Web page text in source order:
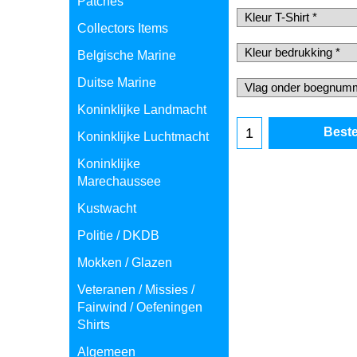
Collectors Items
Belgische Marine
Duitse Marine
Koninklijke Landmacht
Koninklijke Luchtmacht
Koninklijke
Marechaussee
Kustwacht
Politie / DKDB
Mokken / Glazen
Veteranen / Missies /
Fairwind / Oefeningen
Shirts
Algemeen